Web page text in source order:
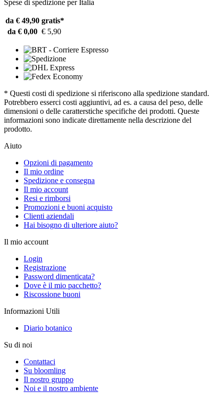
Spese di spedizione per Italia
da € 49,90 gratis*
da € 0,00 € 5,90
* Questi costi di spedizione si riferiscono alla spedizione standard.
Potrebbero esserci costi aggiuntivi, ad es. a causa del peso, delle
dimensioni o delle caratterstiche specifiche dei prodotti. Queste
informazioni sono indicate direttamente nella descrizione del
prodotto.
Aiuto
Opzioni di pagamento
Il mio ordine
Spedizione e consegna
Il mio account
Resi e rimborsi
Promozioni e buoni acquisto
Clienti aziendali
Hai bisogno di ulteriore aiuto?
Il mio account
Login
Registrazione
Password dimenticata?
Dove è il mio pacchetto?
Riscossione buoni
Informazioni Utili
Diario botanico
Su di noi
Contattaci
Su bloomling
Il nostro gruppo
Noi e il nostro ambiente